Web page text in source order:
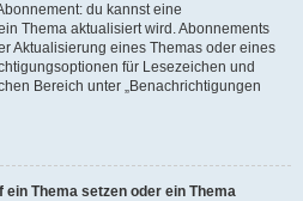
du kannst eine
Thema aktualisiert wird. Abonnements
Aktualisierung eines Themas oder eines
für Lesezeichen und
Bereich unter „Benachrichtigungen
Thema setzen oder ein Thema